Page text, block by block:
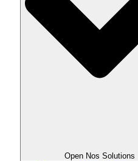
Open Nos Solutions